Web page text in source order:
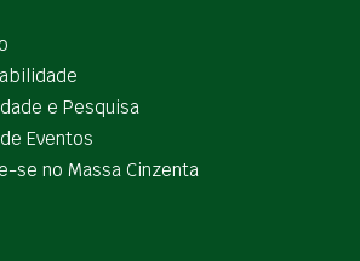
e Pesquisa
Eventos
se no Massa Cinzenta